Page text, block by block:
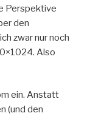
Perspektive
den
zwar nur noch
Also
ein. Anstatt
(und den